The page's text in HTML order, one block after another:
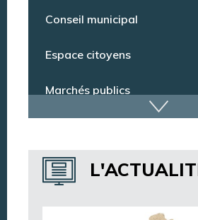
Dispositif de
Annuaire des services